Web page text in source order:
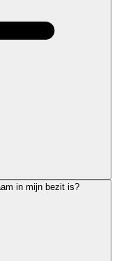
in mijn bezit is?